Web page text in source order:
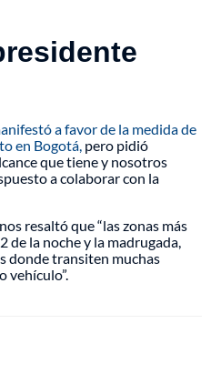
a favor de la medida de
en Bogotá, pero pidió
que tiene y nosotros
a colaborar con la
resaltó que “las zonas más
de la noche y la madrugada,
donde transiten muchas
vehículo”.